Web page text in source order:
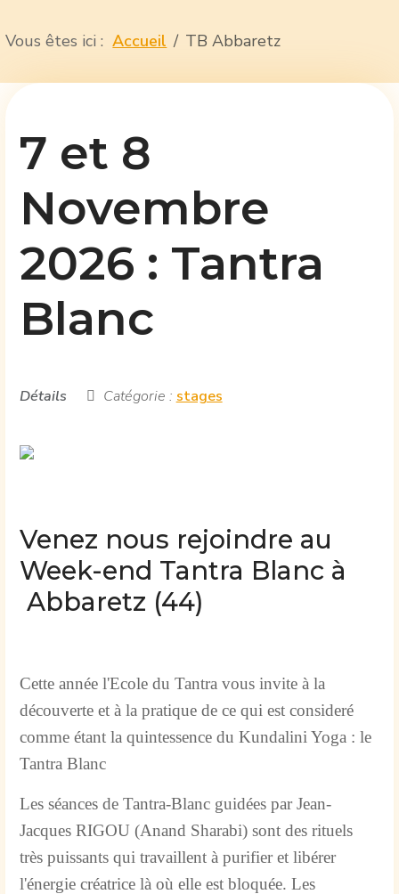
Vous êtes ici :Accueil TB Abbaretz
7 et 8
Novembre
2026 : Tantra
Blanc
Détails Catégorie : stages
Venez nous rejoindre au
Week-end Tantra Blanc à
Abbaretz (44)
Cette année l'Ecole du Tantra vous invite à la
découverte et à la pratique de ce qui est consideré
comme étant la quintessence du Kundalini Yoga : le
Tantra Blanc
Les séances de Tantra-Blanc guidées par Jean-
Jacques RIGOU (Anand Sharabi) sont des rituels
très puissants qui travaillent à purifier et libérer
l'énergie créatrice là où elle est bloquée. Les